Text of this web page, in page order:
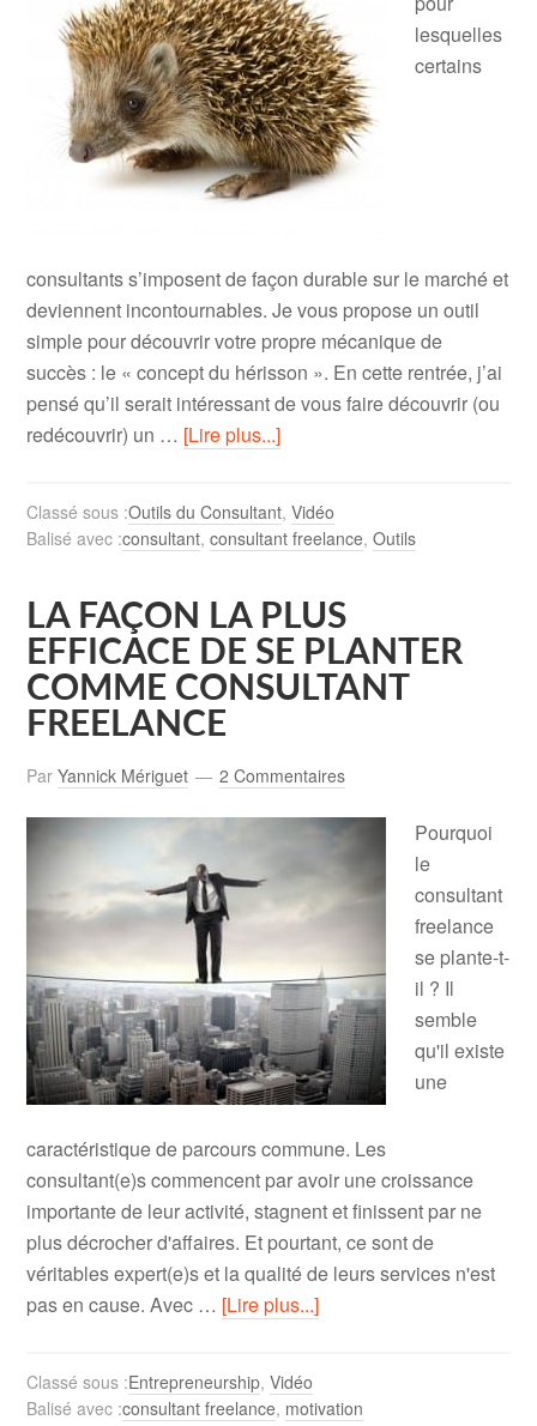
lesquelles
certains
consultants s’imposent de façon durable sur le marché et
deviennent incontournables. Je vous propose un outil
simple pour découvrir votre propre mécanique de
succès : le « concept du hérisson ». En cette rentrée, j’ai
pensé qu’il serait intéressant de vous faire découvrir (ou
redécouvrir) un … [Lire plus...]
Classé sous :Outils du Consultant,Vidéo
Balisé avec :consultant,consultant freelance,Outils
LA FAÇON LA PLUS
EFFICACE DE SE PLANTER
COMME CONSULTANT
FREELANCE
ParYannick Mériguet 2 Commentaires
Pourquoi
le
consultant
freelance
se plante-t-
il ? Il
semble
qu'il existe
une
caractéristique de parcours commune. Les
consultant(e)s commencent par avoir une croissance
importante de leur activité, stagnent et finissent par ne
plus décrocher d'affaires. Et pourtant, ce sont de
véritables expert(e)s et la qualité de leurs services n'est
pas en cause. Avec … [Lire plus...]
Classé sous :Entrepreneurship,Vidéo
Balisé avec :consultant freelance, motivation